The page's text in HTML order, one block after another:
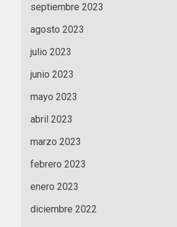
septiembre 2023
agosto 2023
julio 2023
junio 2023
mayo 2023
abril 2023
marzo 2023
febrero 2023
enero 2023
diciembre 2022